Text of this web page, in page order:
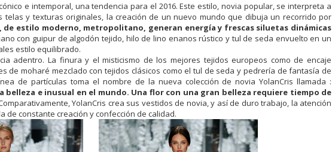
e intemporal, una tendencia para el 2016. Este estilo, novia popular, se interpreta a
y texturas originales, la creación de un nuevo mundo que dibuja un recorrido por
de estilo moderno, metropolitano, generan energía y frescas siluetas dinámicas
con guipur de algodón tejido, hilo de lino enanos rústico y tul de seda envuelto en un
estilo equilibrado.
adentro. La finura y el misticismo de los mejores tejidos europeos como de encaje
de moharé mezclado con tejidos clásicos como el tul de seda y pedrería de fantasía de
de partículas toma el nombre de la nueva colección de novia YolanCris llamada :
belleza e inusual en el mundo. Una flor con una gran belleza requiere tiempo de
YolanCris crea sus vestidos de novia, y así de duro trabajo, la atención
de constante creación y confección de calidad.